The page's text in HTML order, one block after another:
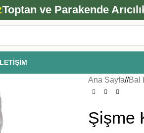
ANA ARI SİPARİŞİ İÇİN
Toptan ve Parakende
Ana Sayfa/ Bal
Şişme